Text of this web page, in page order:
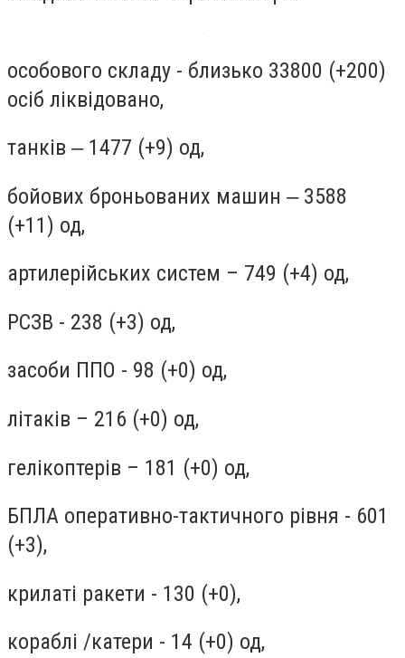
особового складу - близько 33800 (+200)
осіб ліквідовано,
танків ‒ 1477 (+9) од,
бойових броньованих машин ‒ 3588
(+11) од,
артилерійських систем – 749 (+4) од,
РСЗВ - 238 (+3) од,
засоби ППО - 98 (+0) од,
літаків – 216 (+0) од,
гелікоптерів – 181 (+0) од,
БПЛА оперативно-тактичного рівня - 601
(+3),
крилаті ракети - 130 (+0),
кораблі /катери - 14 (+0) од,